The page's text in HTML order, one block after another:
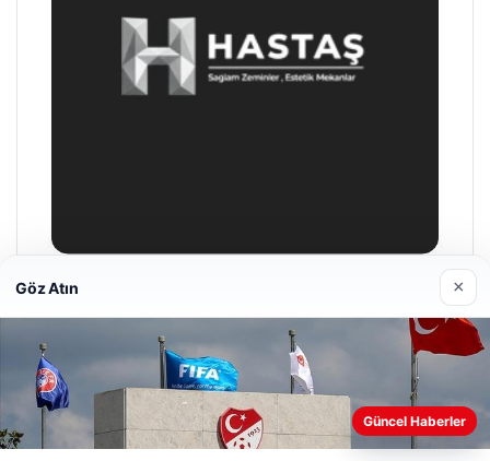
Enes Kaplan Avukatlık Bürosu
Web sitemizi nasıl kullandığınızı daha iyi anlayabilmek,
deneyiminizi kişiselleştirmek ve geliştirmek amacıyla çerezler
Göz Atın ×
Güncel Haberler